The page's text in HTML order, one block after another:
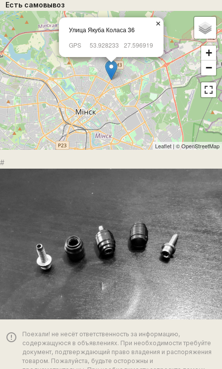
Есть самовывоз
Улица Якуба Коласа 36
GPS
53.928233 27.596919
×
+
−
Leaflet | ©OpenStreetMap
#
error_outline
Поехали! не несёт ответственность за информацию,
содержащуюся в объявлениях. При необходимости требуйте
документ, подтверждающий право владения и распоряжения
товаром. Пожалуйста, будьте осторожны и